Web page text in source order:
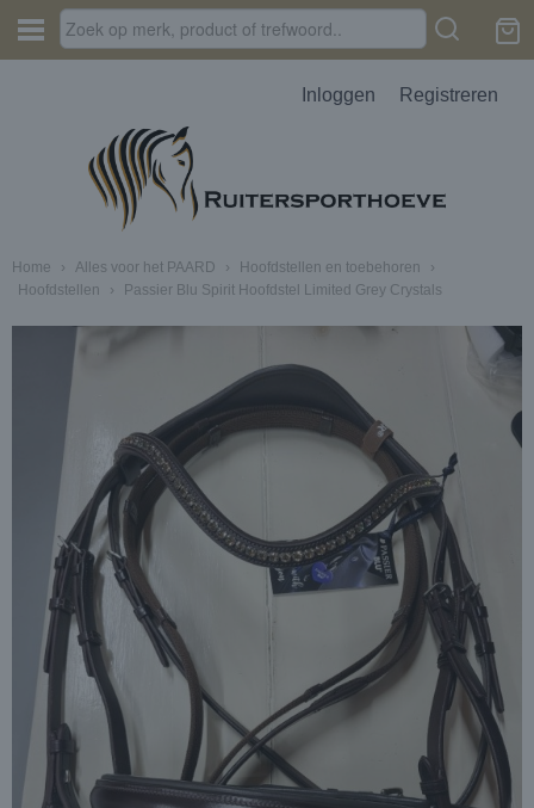
Inloggen Registreren
Home › Alles voor het PAARD › Hoofdstellen en toebehoren
›
Hoofdstellen
› Passier Blu Spirit Hoofdstel Limited Grey Crystals